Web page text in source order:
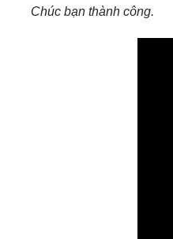
Chúc bạn thành công.